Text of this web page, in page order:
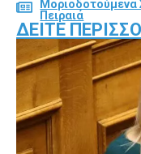
Μοριοδοτούμενα
Πειραιά
ΔΕΊΤΕ